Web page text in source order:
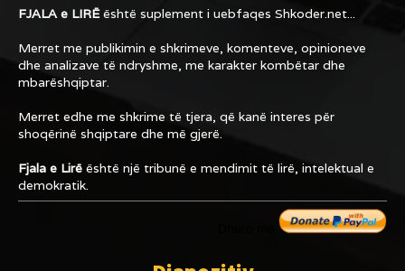
FJALA e LIRËështë suplement i uebfaqes Shkoder.net...
Merret me publikimin e shkrimeve, komenteve, opinioneve
dhe analizave të ndryshme, me karakter kombëtar dhe
mbarëshqiptar.
Merret edhe me shkrime të tjera, që kanë interes për
shoqërinë shqiptare dhe më gjerë.
Fjala e Lirë është një tribunë e mendimit të lirë, intelektual e
demokratik.